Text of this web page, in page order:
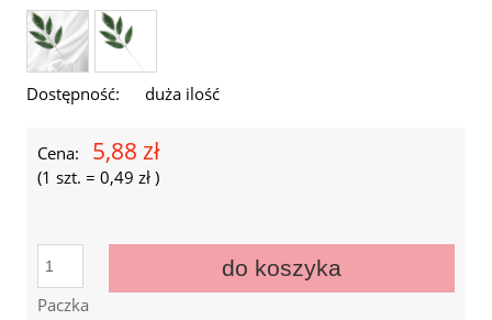
Dostępność: duża ilość
Cena: 5,88 zł
(1 szt. = 0,49 zł )
Paczka
do koszyka